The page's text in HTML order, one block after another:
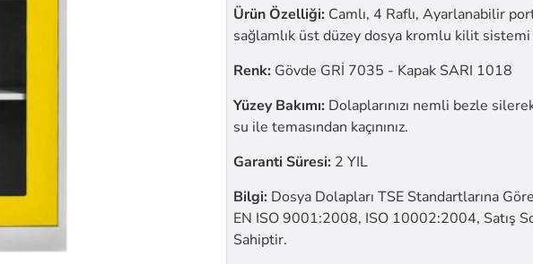
Ürün Özelliği: Camlı, 4 Raflı, Ayarlanabilir
sağlamlık üst düzey dosya kromlu kilit sistemi
Renk: Gövde GRİ 7035 - Kapak SARI 1018
Yüzey Bakımı: Dolaplarınızı nemli bezle
su ile temasından kaçınınız.
Garanti Süresi: 2 YIL
Bilgi: Dosya Dolapları TSE Standartlarına
EN ISO 9001:2008, ISO 10002:2004, Satış
Sahiptir.